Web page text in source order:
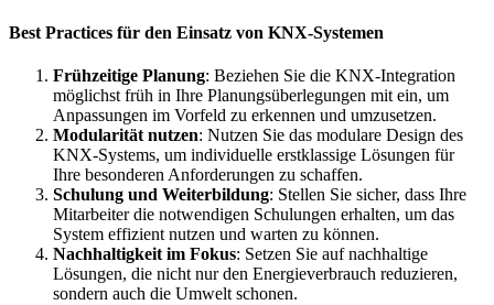
Best Practices für den Einsatz von KNX-Systemen
Frühzeitige Planung: Beziehen Sie die KNX-Integration
möglichst früh in Ihre Planungsüberlegungen mit ein, um
Anpassungen im Vorfeld zu erkennen und umzusetzen.
Modularität nutzen: Nutzen Sie das modulare Design des
KNX-Systems, um individuelle erstklassige Lösungen für
Ihre besonderen Anforderungen zu schaffen.
Schulung und Weiterbildung: Stellen Sie sicher, dass Ihre
Mitarbeiter die notwendigen Schulungen erhalten, um das
System effizient nutzen und warten zu können.
Nachhaltigkeit im Fokus: Setzen Sie auf nachhaltige
Lösungen, die nicht nur den Energieverbrauch reduzieren,
sondern auch die Umwelt schonen.